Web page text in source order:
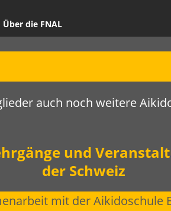
Über die FNAL
auch noch weitere
und
der Schweiz
mit der Aikidoschule